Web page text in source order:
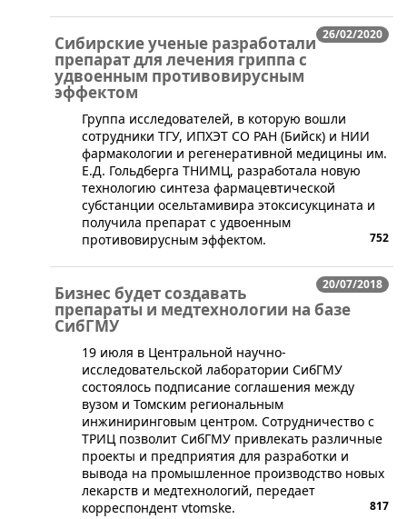
26/02/2020
Сибирские ученые разработали
препарат для лечения гриппа с
удвоенным противовирусным
эффектом
​Группа исследователей, в которую вошли
сотрудники ТГУ, ИПХЭТ СО РАН (Бийск) и НИИ
фармакологии и регенеративной медицины им.
Е.Д. Гольдберга ТНИМЦ, разработала новую
технологию синтеза фармацевтической
субстанции осельтамивира этоксисукцината и
получила препарат с удвоенным
противовирусным эффектом.
752
20/07/2018
Бизнес будет создавать
препараты и медтехнологии на базе
СибГМУ
​19 июля в Центральной научно-
исследовательской лаборатории СибГМУ
состоялось подписание соглашения между
вузом и Томским региональным
инжиниринговым центром. Сотрудничество с
ТРИЦ позволит СибГМУ привлекать различные
проекты и предприятия для разработки и
вывода на промышленное производство новых
лекарств и медтехнологий, передает
корреспондент vtomske.
817